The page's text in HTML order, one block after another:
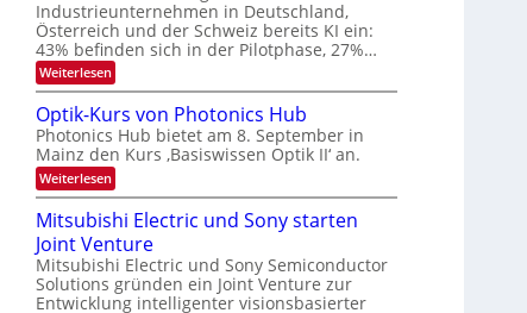
e
r
a
r
e
i
t
u
n
g
s
T
a
r
k
e
s
W
a
c
h
s
t
u
m
i
m
e
r
s
t
E
-
H
e
r
a
u
s
-
S
e
m
i
n
a
r
Industrieunternehmen in Deutschland,
Österreich und der Schweiz bereits KI ein:
43% befinden sich in der Pilotphase, 27%…
Weiterlesen:
K
-
E
i
n
s
a
t
z
n
i
m
m
Optik-Kurs von Photonics Hub
Photonics Hub bietet am 8. September in
Mainz den Kurs ‚Basiswissen Optik II‘ an.
Weiterlesen:
O
p
t
i
k
-
K
Mitsubishi Electric und Sony starten
Joint Venture
Mitsubishi Electric und Sony Semiconductor
Solutions gründen ein Joint Venture zur
Entwicklung intelligenter visionsbasierter